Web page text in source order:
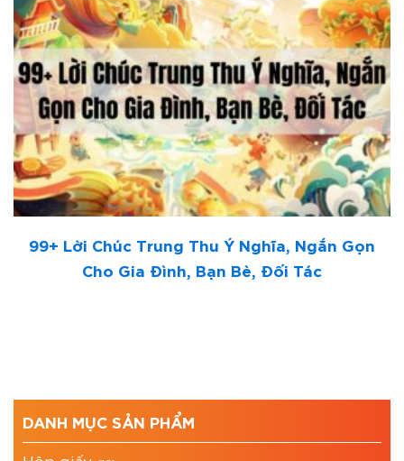
99+ Lời Chúc Trung Thu Ý Nghĩa, Ngắn Gọn
Cho Gia Đình, Bạn Bè, Đối Tác
DANH MỤC SẢN PHẨM